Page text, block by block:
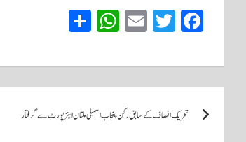
Fa
ce
bo
ok
T
wi
tte
r
E
m
ail
W
ha
ts
A
pp
re
پوسٹوں
تحریک انصاف کے سابق رکن پنجاب اسمبلی ملتان ایئرپورٹ سے گرفتار